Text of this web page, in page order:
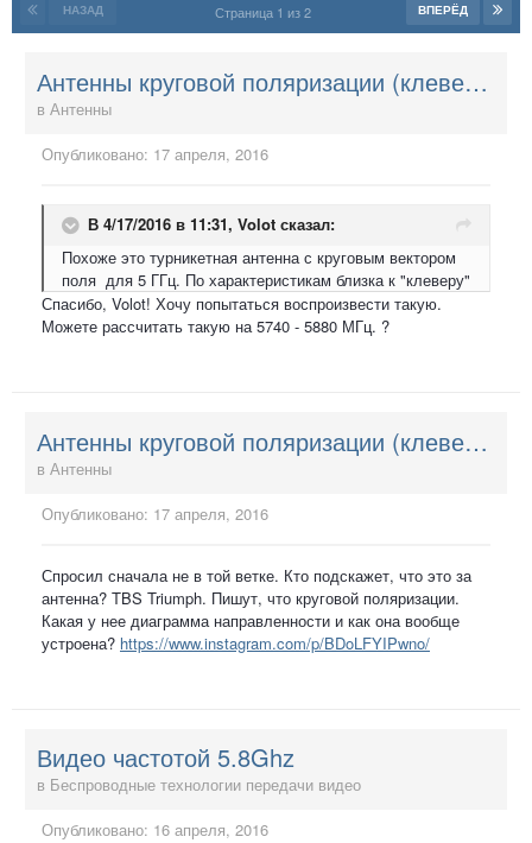
НАЗАД ВПЕРЁД
Страница 1 из 2
Антенны круговой поляризации (клевер и т.п.)
в Антенны
Опубликовано: 17 апреля, 2016
В 4/17/2016 в 11:31, Volot сказал:
Похоже это турникетная антенна с круговым вектором
поля для 5 ГГц. По характеристикам близка к "клеверу"
Спасибо, Volot! Хочу попытаться воспроизвести такую.
Можете рассчитать такую на 5740 - 5880 МГц. ?
Антенны круговой поляризации (клевер и т.п.)
в Антенны
Опубликовано: 17 апреля, 2016
Спросил сначала не в той ветке. Кто подскажет, что это за
антенна? TBS Triumph. Пишут, что круговой поляризации.
Какая у нее диаграмма направленности и как она вообще
устроена? https://www.instagram.com/p/BDoLFYIPwno/
Видео частотой 5.8Ghz
в Беспроводные технологии передачи видео
Опубликовано: 16 апреля, 2016